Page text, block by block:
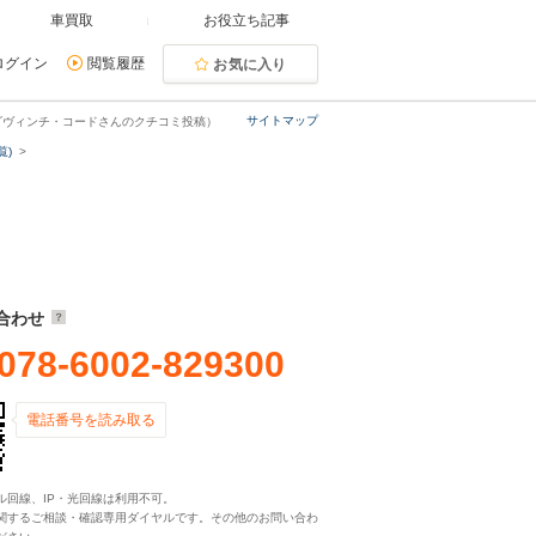
車買取 お役立ち記事
グイン 閲覧履歴 お気に入り
サイトマップ
ィンチ・コードさんのクチコミ投稿）
)
わせ
6002-829300
電話番号を読み取る
線、IP・光回線は利用不可。
るご相談・確認専用ダイヤルです。その他のお問い合わ